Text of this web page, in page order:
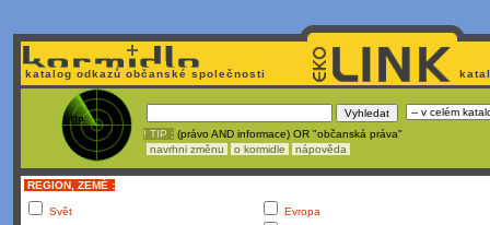
katalog odkazů občanské společnosti
! TIP : (právo AND informace) OR "občanská práva"
navrhni změnu
o kormidle nápověda
REGION, ZEMĚ :
Svět
Evropa